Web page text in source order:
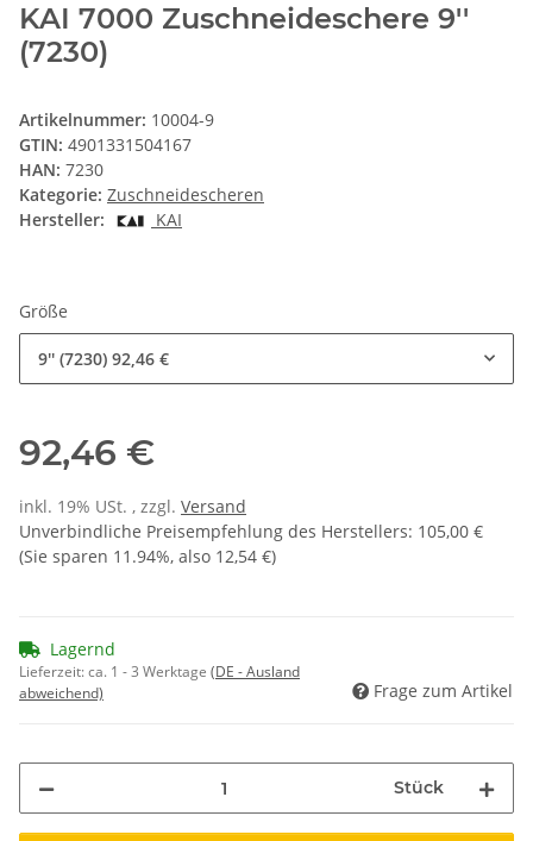
KAI 7000 Zuschneideschere 9''
(7230)
Artikelnummer: 10004-9
GTIN: 4901331504167
HAN: 7230
Kategorie: Zuschneidescheren
Hersteller:
KAI
Größe
9'' (7230) 92,46 €
92,46 €
inkl. 19% USt. , zzgl. Versand
Unverbindliche Preisempfehlung des Herstellers: 105,00 €
(Sie sparen 11.94%, also 12,54 €)
Lagernd
Lieferzeit:ca. 1 - 3 Werktage (DE - Ausland
abweichend)
Frage zum Artikel
Stück